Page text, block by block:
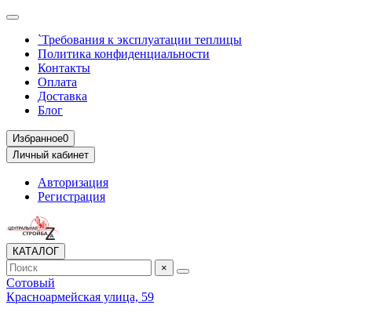
`Требования к эксплуатации теплицы
Политика конфиденциальности
Контакты
Оплата
Доставка
Блог
Избранное0
Личный кабинет
Авторизация
Регистрация
КАТАЛОГ
×
Сотовый
Красноармейская улица, 59